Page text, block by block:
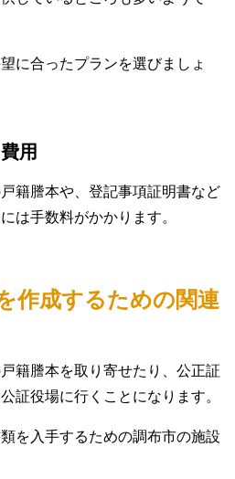
に合ったプランを選びましょ
用
籍謄本や、登記事項証明書など
は手数料がかかります。
作成するための関連
籍謄本を取り寄せたり、公正証
証役場に行くことになります。
を入手するための調布市の施設